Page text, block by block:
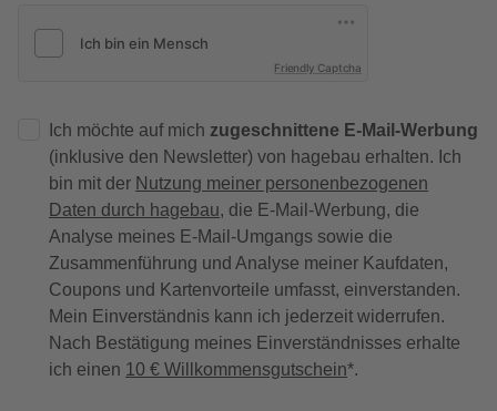
Friendly Captcha
Ich möchte auf mich zugeschnittene E-Mail-Werbung
(inklusive den Newsletter) von hagebau erhalten. Ich
bin mit der Nutzung meiner personenbezogenen
Daten durch hagebau, die E-Mail-Werbung, die
Analyse meines E-Mail-Umgangs sowie die
Zusammenführung und Analyse meiner Kaufdaten,
Coupons und Kartenvorteile umfasst, einverstanden.
Mein Einverständnis kann ich jederzeit widerrufen.
Nach Bestätigung meines Einverständnisses erhalte
ich einen 10 € Willkommensgutschein*.